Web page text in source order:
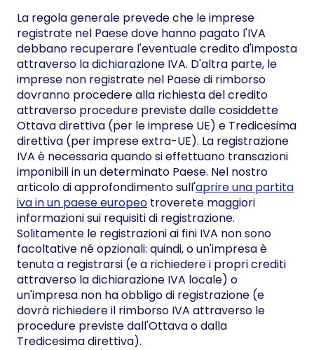
La regola generale prevede che le imprese
registrate nel Paese dove hanno pagato l'IVA
debbano recuperare l'eventuale credito d'imposta
attraverso la dichiarazione IVA. D'altra parte, le
imprese non registrate nel Paese di rimborso
dovranno procedere alla richiesta del credito
attraverso procedure previste dalle cosiddette
Ottava direttiva (per le imprese UE) e Tredicesima
direttiva (per imprese extra-UE). La registrazione
IVA è necessaria quando si effettuano transazioni
imponibili in un determinato Paese. Nel nostro
articolo di approfondimento sull'aprire una partita
iva in un paese europeo troverete maggiori
informazioni sui requisiti di registrazione.
Solitamente le registrazioni ai fini IVA non sono
facoltative né opzionali: quindi, o un'impresa è
tenuta a registrarsi (e a richiedere i propri crediti
attraverso la dichiarazione IVA locale) o
un'impresa non ha obbligo di registrazione (e
dovrà richiedere il rimborso IVA attraverso le
procedure previste dall'Ottava o dalla
Tredicesima direttiva).